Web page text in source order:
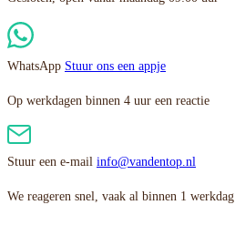
WhatsApp Stuur ons een appje
Op werkdagen binnen 4 uur een reactie
Stuur een e-mail info@vandentop.nl
We reageren snel, vaak al binnen 1 werkdag